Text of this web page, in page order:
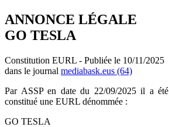
ANNONCE LÉGALE
GO TESLA
Constitution EURL - Publiée le 10/11/2025
dans le journal mediabask.eus (64)
Par ASSP en date du 22/09/2025 il a été
constitué une EURL dénommée :
GO TESLA